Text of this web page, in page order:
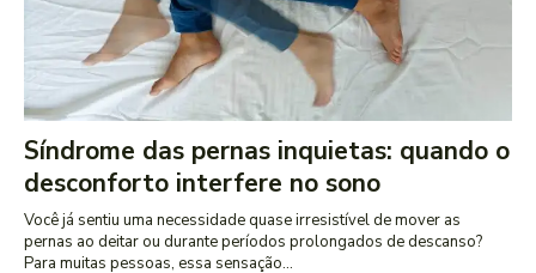
Síndrome das pernas inquietas: quando o
desconforto interfere no sono
Você já sentiu uma necessidade quase irresistível de mover as
pernas ao deitar ou durante períodos prolongados de descanso?
Para muitas pessoas, essa sensação...